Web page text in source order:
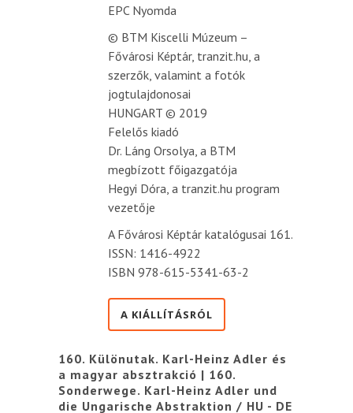
EPC Nyomda
© BTM Kiscelli Múzeum –
Fővárosi Képtár, tranzit.hu, a
szerzők, valamint a fotók
jogtulajdonosai
HUNGART © 2019
Felelős kiadó
Dr. Láng Orsolya, a BTM
megbízott főigazgatója
Hegyi Dóra, a tranzit.hu program
vezetője
A Fővárosi Képtár katalógusai 161.
ISSN: 1416-4922
ISBN 978-615-5341-63-2
A KIÁLLÍTÁSRÓL
160. Különutak. Karl-Heinz Adler és
a magyar absztrakció | 160.
Sonderwege. Karl-Heinz Adler und
die Ungarische Abstraktion / HU - DE